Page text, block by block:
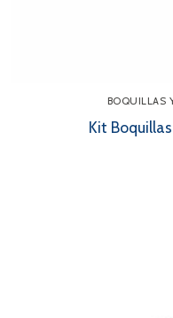
BOQUILLAS
Kit